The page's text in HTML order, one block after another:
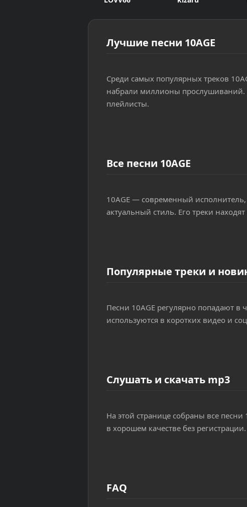
Лучшие песни 10AGE
Среди самых популярных треков
набрали миллионы прослушиваний.
плейлисты.
Все песни 10AGE
10AGE — современный
актуальный стиль. Его треки
Популярные треки и
Песни 10AGE регулярно попадают
используются в коротких видео и
Слушать и скачать mp3
На этой странице собраны все
в хорошем качестве без регистрации.
FAQ